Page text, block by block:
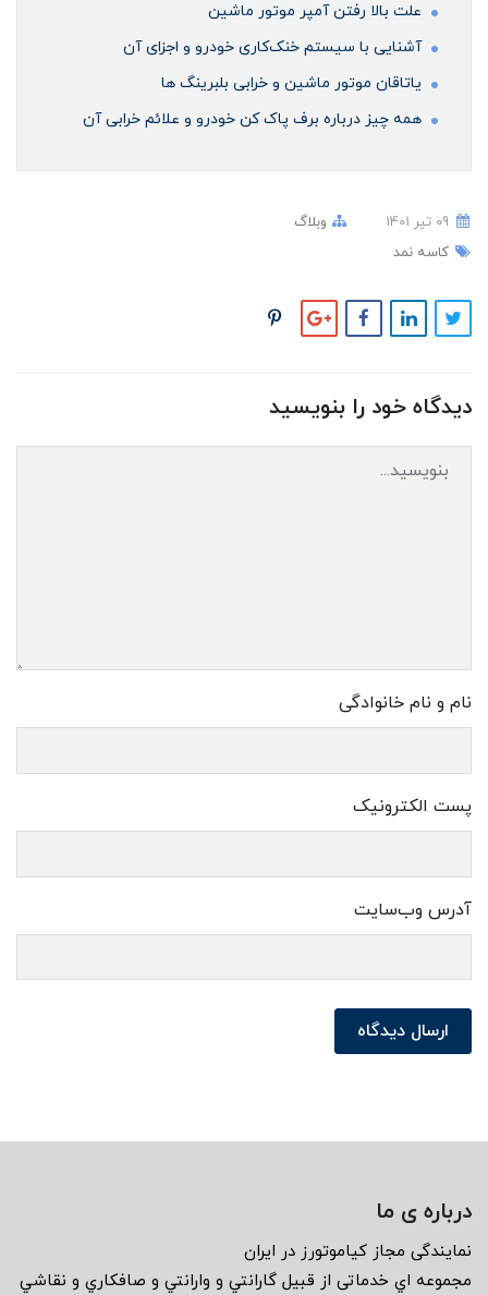
علت بالا رفتن آمپر موتور ماشین
آشنایی با سیستم خنک‌کاری خودرو و اجزای آن
ياتاقان موتور ماشین و خرابی بلبرینگ ها
همه چیز درباره برف پاک کن خودرو و علائم خرابی آن
وبلاگ
کاسه نمد
دیدگاه خود را بنویسید
نام و نام خانوادگی
پست الکترونیک
آدرس وب‌سایت
ارسال دیدگاه
درباره ی ما
نمايندگى مجاز كياموتورز در ايران
مجموعه اي خدماتى از قبيل گارانتي و وارانتي و صافكاري و نقاشي